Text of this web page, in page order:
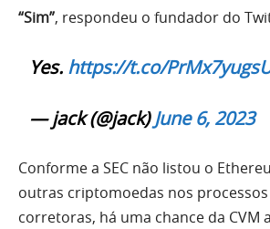
“Sim”, respondeu o fundador do
Yes. https://t.co/
— jack (@jack)June 6, 2023
Conforme a SEC não listou o
outras criptomoedas nos
corretoras, há uma chance da CVM